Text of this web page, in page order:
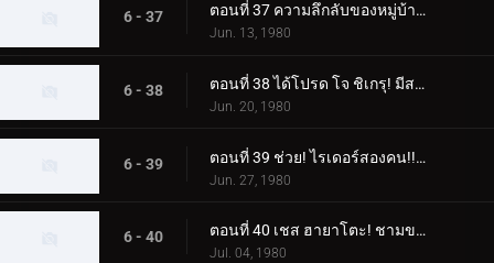
6 - 37 ตอนที่ 37 ความลึกลับของหมู่บ้านนาคีรี! ฮิโรชิติดอยู่บนต้นไม้ด้วยหรือเปล่า
Jun. 13, 1980
6 - 38 ตอนที่ 38 ได้โปรด โจ ชิเกรุ! มีสถานที่ฝึกบังคับบัญชาที่มีเงินเดือนหนึ่งล้านเยน
Jun. 20, 1980
6 - 39 ตอนที่ 39 ช่วย! ไรเดอร์สองคน!! แม่กลายเป็นปีศาจ
Jun. 27, 1980
6 - 40 ตอนที่ 40 เชส ฮายาโตะ! ชามของกัปปะบินผ่านท้องฟ้า
Jul. 04, 1980